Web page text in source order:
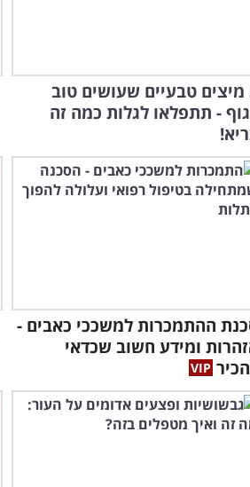
5 מיצים טבעיים שעושים טוב
- תתפלאו לגלות כמה זה
ההתמכרות למשככי כאבים -
ומידע חשוב שכדאי